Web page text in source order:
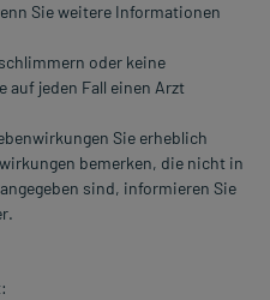
Sie weitere Informationen
oder keine
auf jeden Fall einen Arzt
Sie erheblich
bemerken, die nicht in
sind, informieren Sie